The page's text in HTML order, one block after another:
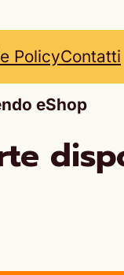
PolicyContatti
eShop